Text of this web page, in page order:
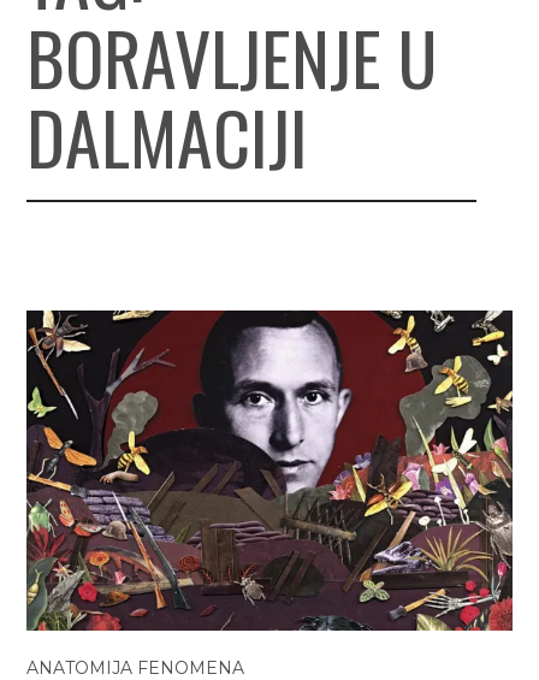
BORAVLJENJE U
DALMACIJI
ANATOMIJA FENOMENA